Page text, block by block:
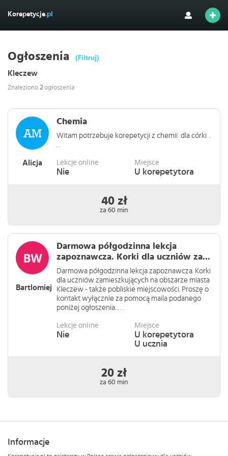
Korepetycje.pl
Ogłoszenia (Filtruj)
Kleczew
Znaleziono 2ogłoszenia
Alicja
Chemia
Witam potrzebuje korepetycji z chemii dla córki .
. .
Lekcje online
Nie
Miejsce
U korepetytora
40 zł
za 60 min
Bartlomiej
Darmowa półgodzinna lekcja
zapoznawcza. Korki dla uczniów za...
Darmowa półgodzinna lekcja zapoznawcza. Korki
dla uczniów zamieszkujących na obszarze miasta
Kleczew - także pobliskie miejscowości. Proszę o
kontakt wyłącznie za pomocą maila podanego
poniżej ogłoszenia. . . .
Lekcje online
Nie
Miejsce
U korepetytora
U ucznia
20 zł
za 60 min
Informacje